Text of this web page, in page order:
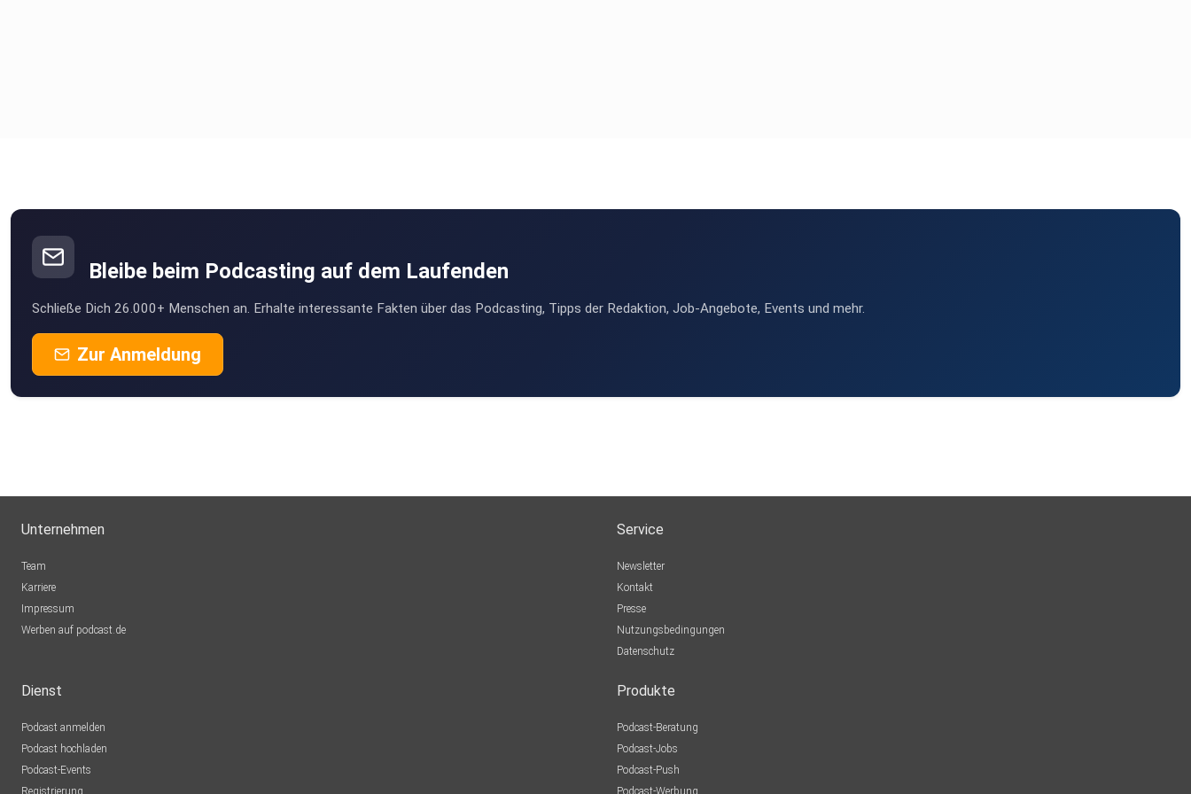
Bleibe beim Podcasting auf dem Laufenden
Schließe Dich 26.000+ Menschen an. Erhalte interessante Fakten über das Podcasting, Tipps der Redaktion, Job-Angebote, Events und mehr.
Zur Anmeldung
Unternehmen
Team
Karriere
Impressum
Werben auf podcast.de
Service
Newsletter
Kontakt
Presse
Nutzungsbedingungen
Datenschutz
Dienst
Podcast anmelden
Podcast hochladen
Podcast-Events
Registrierung
Produkte
Podcast-Beratung
Podcast-Jobs
Podcast-Push
Podcast-Werbung